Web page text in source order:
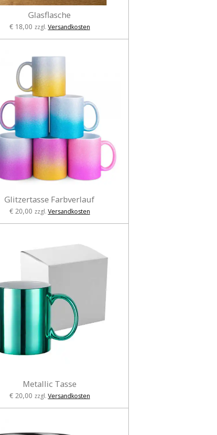
Glasflasche
€ 18,00 zzgl. Versandkosten
Glitzertasse Farbverlauf
€ 20,00 zzgl. Versandkosten
Metallic Tasse
€ 20,00 zzgl. Versandkosten